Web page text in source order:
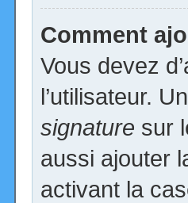
Comment
Vous devez
l’utilisateur.
signature sur
aussi ajouter
activant la